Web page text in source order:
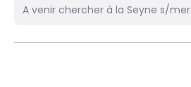
A venir chercher à la Seyne s/mer